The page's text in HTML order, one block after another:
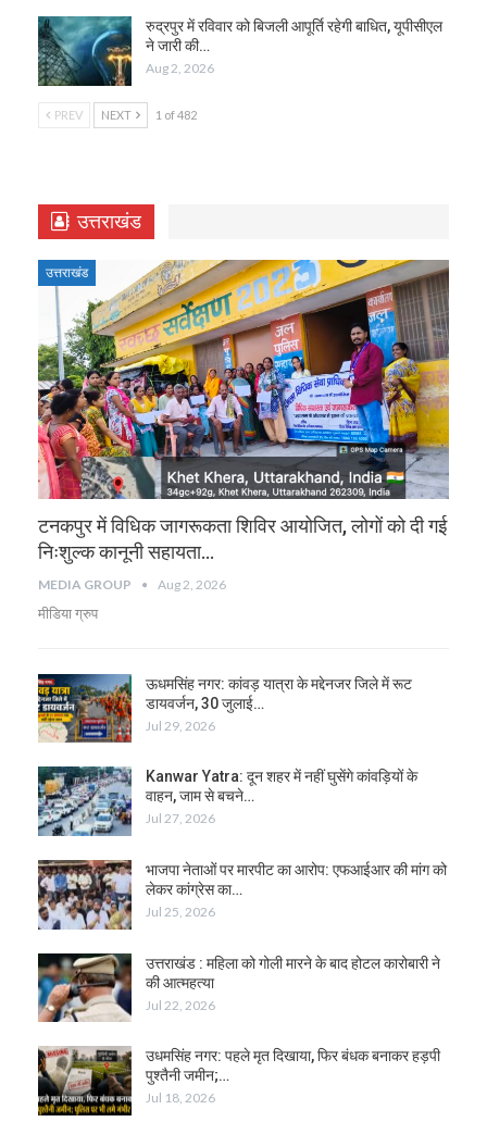
रुद्रपुर में रविवार को बिजली आपूर्ति रहेगी बाधित, यूपीसीएल
ने जारी की…
Aug 2, 2026
PREV NEXT 1 of 482
उत्तराखंड
उत्तराखंड
टनकपुर में विधिक जागरूकता शिविर आयोजित, लोगों को दी गई
निःशुल्क कानूनी सहायता…
MEDIA GROUP Aug 2, 2026
मीडिया ग्रुप
ऊधमसिंह नगर: कांवड़ यात्रा के मद्देनजर जिले में रूट
डायवर्जन, 30 जुलाई…
Jul 29, 2026
Kanwar Yatra: दून शहर में नहीं घुसेंगे कांवड़ियों के
वाहन, जाम से बचने…
Jul 27, 2026
भाजपा नेताओं पर मारपीट का आरोप: एफआईआर की मांग को
लेकर कांग्रेस का…
Jul 25, 2026
उत्तराखंड : महिला को गोली मारने के बाद होटल कारोबारी ने
की आत्महत्या
Jul 22, 2026
उधमसिंह नगर: पहले मृत दिखाया, फिर बंधक बनाकर हड़पी
पुश्तैनी जमीन;…
Jul 18, 2026